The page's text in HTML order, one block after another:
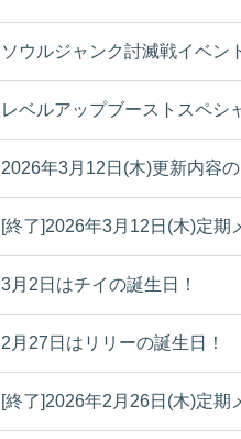
ソウルジャンク討滅戦イベン
レベルアップブーストスペシ
2026年3月12日(木)更新内容
[終了]2026年3月12日(木)定期
3月2日はチイの誕生日！
2月27日はリリーの誕生日！
[終了]2026年2月26日(木)定期